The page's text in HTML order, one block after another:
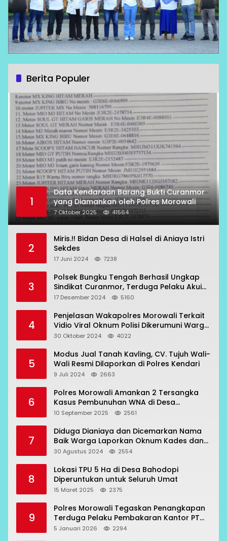
Berita Populer
1
Data Kendaraan Barang Bukti Curanmor
yang Diamankan oleh Polres Morowali
7 Oktober 2025 41564
2
Miris.!! Bidan Desa di Halsel di Aniaya Istri
Sekdes
17 Juni 2024 7238
3
Polsek Bungku Tengah Berhasil Ungkap
Sindikat Curanmor, Terduga Pelaku Akui
Beraksi di 7 Lokasi
17 Desember 2024 5160
4
Penjelasan Wakapolres Morowali Terkait
Vidio Viral Oknum Polisi Dikerumuni Warga
Bahodopi
30 Oktober 2024 4022
5
Modus Jual Tanah Kavling, CV. Tujuh Wali-
Wali Resmi Dilaporkan di Polres Kendari
9 Juli 2024 2663
6
Polres Morowali Amankan 2 Tersangka
Kasus Pembunuhan WNA di Desa
Topogaro
10 September 2025 2561
7
Diduga Dianiaya dan Dicemarkan Nama
Baik Warga Laporkan Oknum Kades dan
Oknum Polisi
30 Agustus 2024 2554
8
Lokasi TPU 5 Ha di Desa Bahodopi
Diperuntukan untuk Seluruh Umat
15 Maret 2025 2375
9
Polres Morowali Tegaskan Penangkapan
Terduga Pelaku Pembakaran Kantor PT
RCP Sesuai Prosedur
5 Januari 2026 2294